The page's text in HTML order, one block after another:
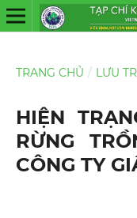
TRANG CHỦ / LƯU
HIỆN
RỪNG
CÔNG TY